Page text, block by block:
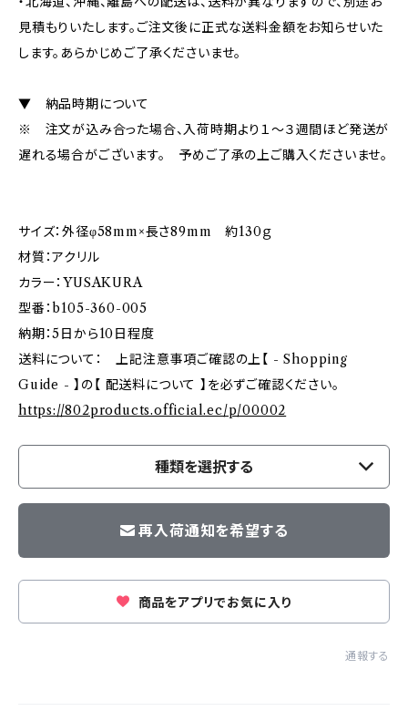
見積もりいたします。ご注文後に正式な送料金額をお知らせいた
します。あらかじめご了承くださいませ。
▼ 納品時期について
※ 注文が込み合った場合、入荷時期より１～３週間ほど発送が
遅れる場合がございます。 予めご了承の上ご購入くださいませ。
サイズ：外径φ58mm×長さ89mm 約130ｇ
材質：アクリル
カラー：YUSAKURA
型番：b105-360-005
納期：5日から10日程度
送料について： 上記注意事項ご確認の上【 - Shopping
Guide - 】の【 配送料について 】を必ずご確認ください。
https://802products.official.ec/p/00002
種類を選択する
再入荷通知を希望する
商品をアプリでお気に入り
通報する